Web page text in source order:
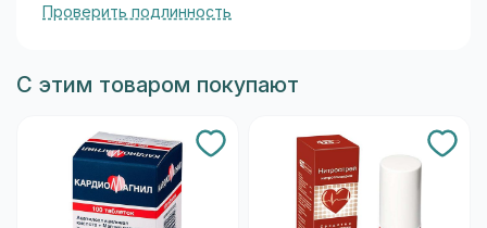
Проверить подлинность
С этим товаром покупают